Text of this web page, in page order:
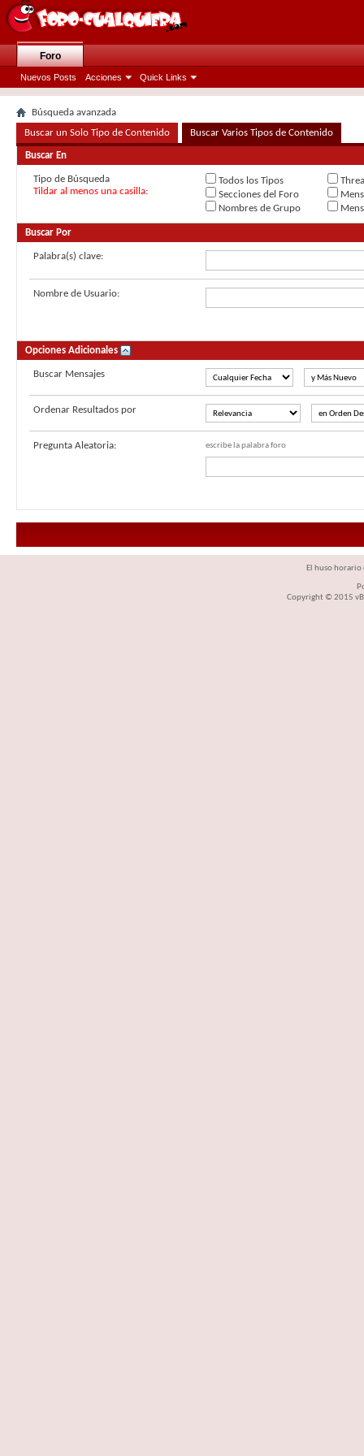
Foro
Nuevos Posts Acciones Quick Links
Búsqueda avanzada
Buscar un Solo Tipo de Contenido
Buscar Varios Tipos de Contenido
Buscar En
Tipo de Búsqueda
Tildar al menos una casilla:
Todos los Tipos
Secciones del Foro
Nombres de Grupo
Buscar Por
Palabra(s) clave:
Nombre de Usuario:
Opciones Adicionales
Buscar Mensajes
Ordenar Resultados por
Pregunta Aleatoria: escribe la palabra foro
El huso horario
Copyright © 2015